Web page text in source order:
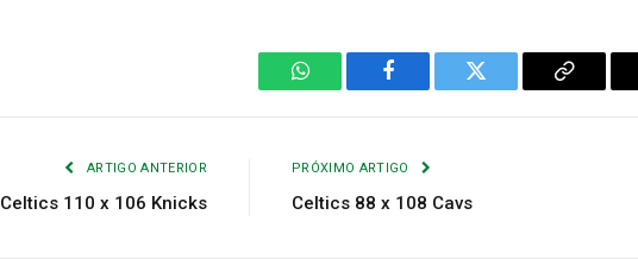
WhatsAppFacebook Twitter
Copiar
ARTIGO ANTERIOR
Celtics 110 x 106 Knicks
PRÓXIMO ARTIGO
Celtics 88 x 108 Cavs